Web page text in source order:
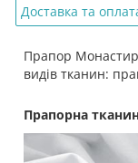
Доставка та
Прапор
видів тканин:
Прапорна